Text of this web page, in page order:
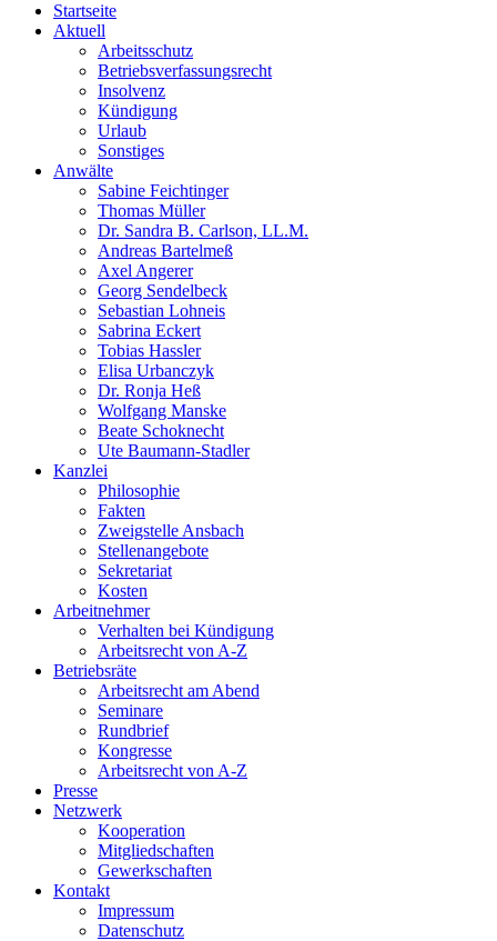
Startseite
Aktuell
Arbeitsschutz
Betriebsverfassungsrecht
Insolvenz
Kündigung
Urlaub
Sonstiges
Anwälte
Sabine Feichtinger
Thomas Müller
Dr. Sandra B. Carlson, LL.M.
Andreas Bartelmeß
Axel Angerer
Georg Sendelbeck
Sebastian Lohneis
Sabrina Eckert
Tobias Hassler
Elisa Urbanczyk
Dr. Ronja Heß
Wolfgang Manske
Beate Schoknecht
Ute Baumann-Stadler
Kanzlei
Philosophie
Fakten
Zweigstelle Ansbach
Stellenangebote
Sekretariat
Kosten
Arbeitnehmer
Verhalten bei Kündigung
Arbeitsrecht von A-Z
Betriebsräte
Arbeitsrecht am Abend
Seminare
Rundbrief
Kongresse
Arbeitsrecht von A-Z
Presse
Netzwerk
Kooperation
Mitgliedschaften
Gewerkschaften
Kontakt
Impressum
Datenschutz